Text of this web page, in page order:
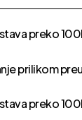
preko
prilikom
preko